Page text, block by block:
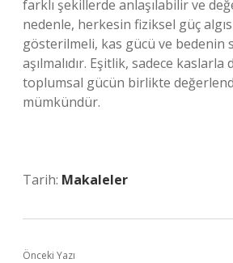
farklı şekillerde anlaşılabilir ve
nedenle, herkesin fiziksel güç
gösterilmeli, kas gücü ve bedenin
aşılmalıdır. Eşitlik, sadece kaslarla
toplumsal gücün birlikte
mümkündür.
Tarih: Makaleler
Önceki Yazı